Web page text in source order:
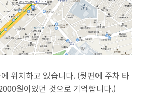
위치하고 있습니다. (뒷편에 주차 타
원이었던 것으로 기억합니다.)